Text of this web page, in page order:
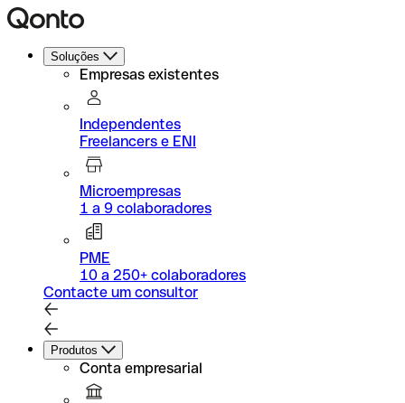
Soluções
Empresas existentes
Independentes
Freelancers e ENI
Microempresas
1 a 9 colaboradores
PME
10 a 250+ colaboradores
Contacte um consultor
Produtos
Conta empresarial